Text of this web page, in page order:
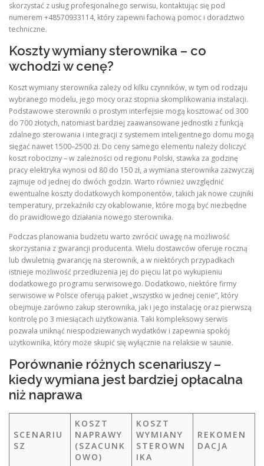
skorzystać z usług profesjonalnego serwisu, kontaktując się pod
numerem +48570933114, który zapewni fachową pomoc i doradztwo
techniczne.
Koszty wymiany sterownika – co
wchodzi w cenę?
Koszt wymiany sterownika zależy od kilku czynników, w tym od rodzaju
wybranego modelu, jego mocy oraz stopnia skomplikowania instalacji.
Podstawowe sterowniki o prostym interfejsie mogą kosztować od 300
do 700 złotych, natomiast bardziej zaawansowane jednostki z funkcją
zdalnego sterowania i integracji z systemem inteligentnego domu mogą
sięgać nawet 1500–2500 zł. Do ceny samego elementu należy doliczyć
koszt robocizny – w zależności od regionu Polski, stawka za godzinę
pracy elektryka wynosi od 80 do 150 zł, a wymiana sterownika zazwyczaj
zajmuje od jednej do dwóch godzin. Warto również uwzględnić
ewentualne koszty dodatkowych komponentów, takich jak nowe czujniki
temperatury, przekaźniki czy okablowanie, które mogą być niezbędne
do prawidłowego działania nowego sterownika.
Podczas planowania budżetu warto zwrócić uwagę na możliwość
skorzystania z gwarancji producenta. Wielu dostawców oferuje roczną
lub dwuletnią gwarancję na sterownik, a w niektórych przypadkach
istnieje możliwość przedłużenia jej do pięciu lat po wykupieniu
dodatkowego programu serwisowego. Dodatkowo, niektóre firmy
serwisowe w Polsce oferują pakiet „wszystko w jednej cenie”, który
obejmuje zarówno zakup sterownika, jak i jego instalację oraz pierwszą
kontrolę po 3 miesiącach użytkowania. Taki kompleksowy serwis
pozwala uniknąć niespodziewanych wydatków i zapewnia spokój
użytkownika, który może skupić się wyłącznie na relaksie w saunie.
Porównanie różnych scenariuszy –
kiedy wymiana jest bardziej opłacalna
niż naprawa
SCENARIU
SZ
KOSZT
NAPRAWY
(SZACUNK
OWO)
KOSZT
WYMIANY
STEROWN
IKA
REKOMEN
DACJA